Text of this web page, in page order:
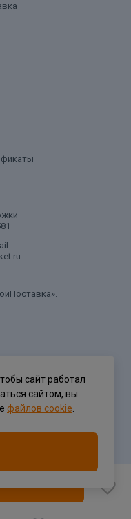
сайт работал
сайтом, вы
файлов cookie